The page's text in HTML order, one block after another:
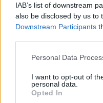
IAB’s list of downstream
also be disclosed by us to
Downstream Participants
Personal Data
I want to opt-out of
personal data.
Opted In